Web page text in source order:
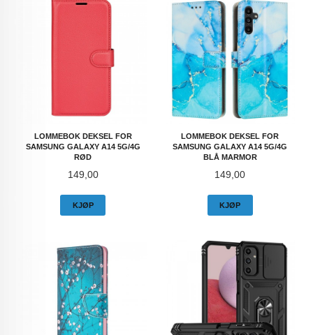
LOMMEBOK DEKSEL FOR
SAMSUNG GALAXY A14 5G/4G
RØD
Pris
149,00
KJØP
LOMMEBOK DEKSEL FOR
SAMSUNG GALAXY A14 5G/4G
BLÅ MARMOR
Pris
149,00
KJØP